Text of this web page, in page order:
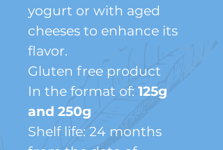
yogurt or with aged
cheeses to enhance its
flavor.
Gluten free product
In the format of: 125g
and 250g
Shelf life: 24 months